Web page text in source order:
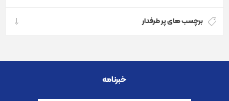
برچسب های پر طرفدار
خبرنامه